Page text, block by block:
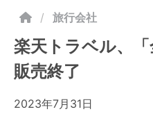
/ 旅行会社
楽天トラベル、
販売終了
2023年7月31日